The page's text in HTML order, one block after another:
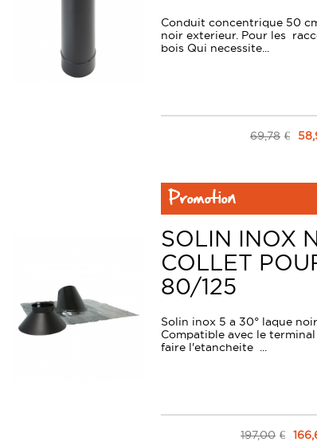
Conduit concentrique 50
noir exterieur. Pour les
bois Qui necessite...
69,78 €
Promotion
SOLIN INOX
COLLET
80/125
Solin inox 5 a 30° laque
Compatible avec le
faire l'etancheite ...
197,00 €